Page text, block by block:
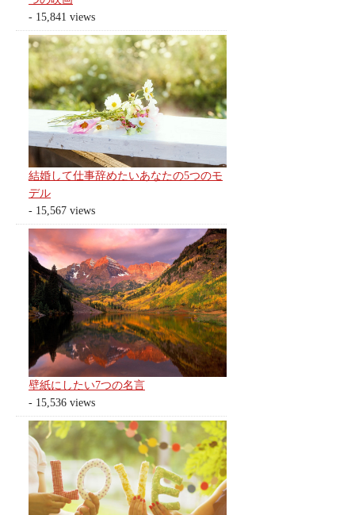
- 15,841 views
結婚して仕事辞めたいあなたの5つのモ
デル
- 15,567 views
壁紙にしたい7つの名言
- 15,536 views